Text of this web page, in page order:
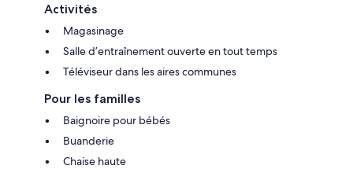
Activités
Magasinage
Salle d’entraînement ouverte en tout temps
Téléviseur dans les aires communes
Pour les familles
Baignoire pour bébés
Buanderie
Chaise haute